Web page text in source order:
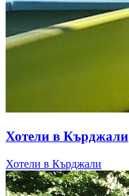
Хотели в Кърджали
Хотели в Кърджали